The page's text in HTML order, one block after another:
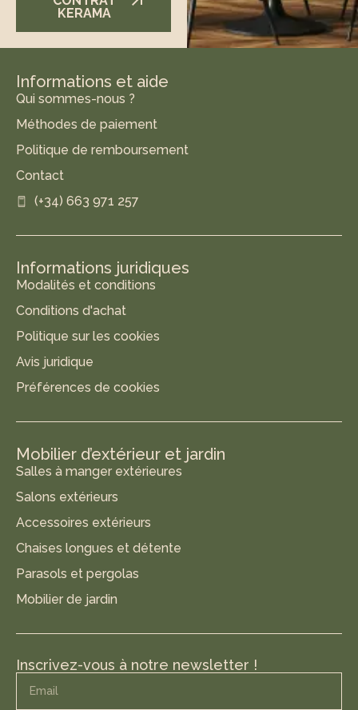
KERAMA
Informations et aide
Qui sommes-nous ?
Méthodes de paiement
Politique de remboursement
Contact
(+34) 663 971 257
Informations juridiques
Modalités et conditions
Conditions d'achat
Politique sur les cookies
Avis juridique
Préférences de cookies
Mobilier d’extérieur et jardin
Salles à manger extérieures
Salons extérieurs
Accessoires extérieurs
Chaises longues et détente
Parasols et pergolas
Mobilier de jardin
Inscrivez-vous à notre newsletter !